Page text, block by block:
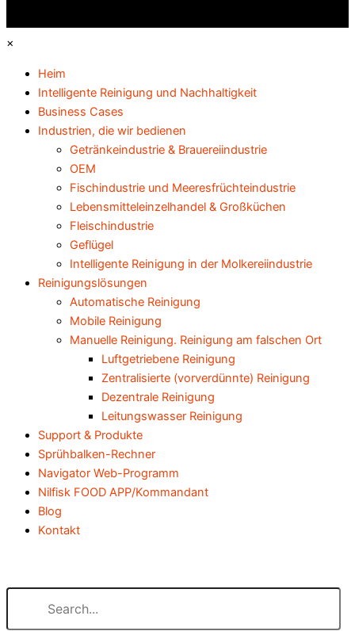
×
Heim
Intelligente Reinigung und Nachhaltigkeit
Business Cases
Industrien, die wir bedienen
Getränkeindustrie & Brauereiindustrie
OEM
Fischindustrie und Meeresfrüchteindustrie
Lebensmitteleinzelhandel & Großküchen
Fleischindustrie
Geflügel
Intelligente Reinigung in der Molkereiindustrie
Reinigungslösungen
Automatische Reinigung
Mobile Reinigung
Manuelle Reinigung. Reinigung am falschen Ort
Luftgetriebene Reinigung
Zentralisierte (vorverdünnte) Reinigung
Dezentrale Reinigung
Leitungswasser Reinigung
Support & Produkte
Sprühbalken-Rechner
Navigator Web-Programm
Nilfisk FOOD APP/Kommandant
Blog
Kontakt